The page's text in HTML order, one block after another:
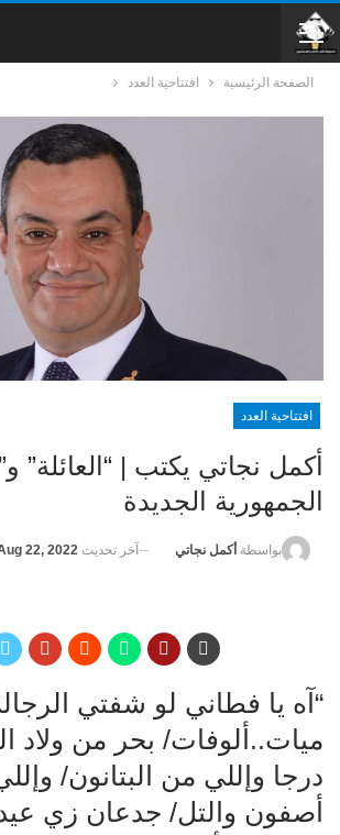
الصفحة الرئيسية افتتاحية العدد
افتتاحية العدد
أكمل نجاتي يكتب | “العائلة”
الجمهورية الجديدة
بواسطة أكمل نجاتي آخر تحديث 22, 2022
“آه يا فطاني لو شفتي
ميات..ألوفات/ بحر من ولاد
درجا وإللي من البتانون/
أصفون والتل/ جدعان زي